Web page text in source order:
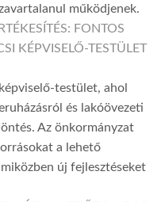
működjenek.
FONTOS
KÉPVISELŐ-TESTÜLET
testület, ahol
és lakóövezeti
Az önkormányzat
a lehető
új fejlesztéseket